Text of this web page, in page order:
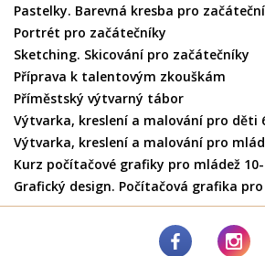
Pastelky. Barevná kresba pro
Portrét pro začátečníky
Sketching. Skicování pro začátečníky
Příprava k talentovým zkouškám
Příměstský výtvarný tábor
Výtvarka, kreslení a malování pro děti
Výtvarka, kreslení a malování pro
Kurz počítačové grafiky pro mládež
Grafický design. Počítačová grafika